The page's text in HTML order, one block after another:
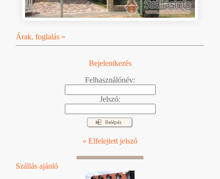
Árak, foglalás »
Bejelentkezés
Felhasználónév:
Jelszó:
» Elfelejtett jelszó
Szállás ajánló